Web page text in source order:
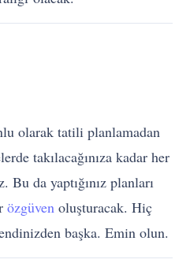
olarak tatili planlamadan
takılacağınıza kadar her
Bu da yaptığınız planları
özgüven oluşturacak. Hiç
başka. Emin olun.